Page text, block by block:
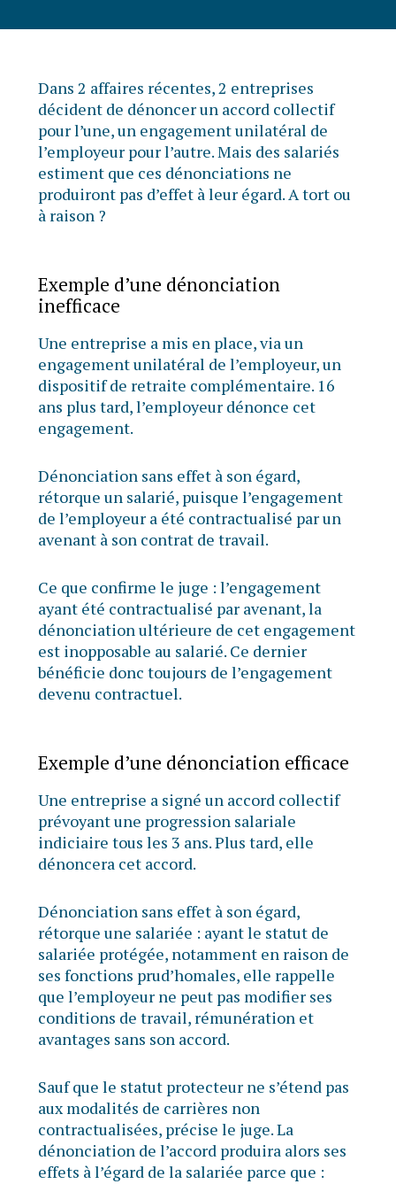
Dans 2 affaires récentes, 2 entreprises
décident de dénoncer un accord collectif
pour l’une, un engagement unilatéral de
l’employeur pour l’autre. Mais des salariés
estiment que ces dénonciations ne
produiront pas d’effet à leur égard. A tort ou
à raison ?
Exemple d’une dénonciation
inefficace
Une entreprise a mis en place, via un
engagement unilatéral de l’employeur, un
dispositif de retraite complémentaire. 16
ans plus tard, l’employeur dénonce cet
engagement.
Dénonciation sans effet à son égard,
rétorque un salarié, puisque l’engagement
de l’employeur a été contractualisé par un
avenant à son contrat de travail.
Ce que confirme le juge : l’engagement
ayant été contractualisé par avenant, la
dénonciation ultérieure de cet engagement
est inopposable au salarié. Ce dernier
bénéficie donc toujours de l’engagement
devenu contractuel.
Exemple d’une dénonciation efficace
Une entreprise a signé un accord collectif
prévoyant une progression salariale
indiciaire tous les 3 ans. Plus tard, elle
dénoncera cet accord.
Dénonciation sans effet à son égard,
rétorque une salariée : ayant le statut de
salariée protégée, notamment en raison de
ses fonctions prud’homales, elle rappelle
que l’employeur ne peut pas modifier ses
conditions de travail, rémunération et
avantages sans son accord.
Sauf que le statut protecteur ne s’étend pas
aux modalités de carrières non
contractualisées, précise le juge. La
dénonciation de l’accord produira alors ses
effets à l’égard de la salariée parce que :